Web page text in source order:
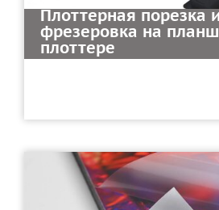
Плоттерная порезка
фрезеровка на
плоттере